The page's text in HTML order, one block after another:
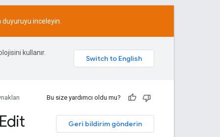
duyuruyu inceleyin.
kullanır.
Bu size yardımcı oldu mu?
Geri bildirim gönderin